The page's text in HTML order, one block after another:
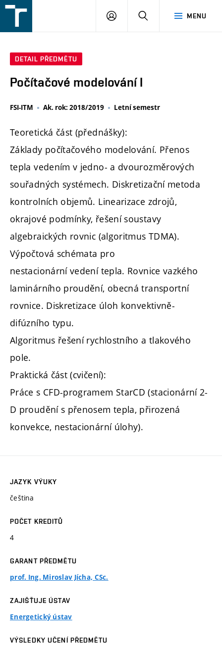
v
MENU
PŘIHLÁŠENÍ
DETAIL PŘEDMĚTU
Počítačové modelování I
FSI-ITM Ak. rok: 2018/2019 Letní semestr
Teoretická část (přednášky):
Základy počítačového modelování. Přenos
tepla vedením v jedno- a dvourozměrových
souřadných systémech. Diskretizační metoda
kontrolních objemů. Linearizace zdrojů,
okrajové podmínky, řešení soustavy
algebraických rovnic (algoritmus TDMA).
Výpočtová schémata pro
nestacionární vedení tepla. Rovnice vazkého
laminárního proudění, obecná transportní
rovnice. Diskretizace úloh konvektivně-
difúzního typu.
Algoritmus řešení rychlostního a tlakového
pole.
Praktická část (cvičení):
Práce s CFD-programem StarCD (stacionární 2-
D proudění s přenosem tepla, přirozená
konvekce, nestacionární úlohy).
JAZYK VÝUKY
čeština
POČET KREDITŮ
4
GARANT PŘEDMĚTU
prof. Ing. Miroslav Jícha, CSc.
ZAJIŠŤUJE ÚSTAV
Energetický ústav
VÝSLEDKY UČENÍ PŘEDMĚTU